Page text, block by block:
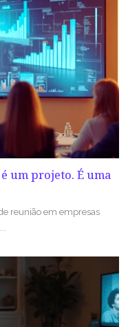
um projeto. É uma
reunião em empresas